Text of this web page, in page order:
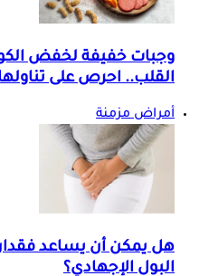
وجبات خفيفة لخفض
القلب.. احرص على
أمراض مزمنة
هل يمكن أن يساعد
البول الإجهادي؟